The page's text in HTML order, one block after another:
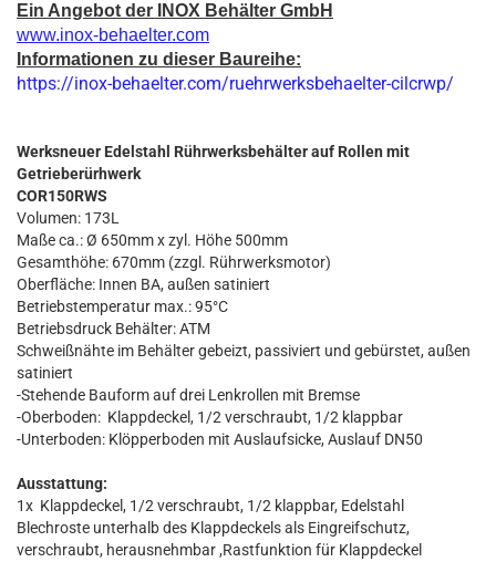
Ein Angebot der INOX Behälter GmbH
www.inox-behaelter.com
Informationen zu dieser Baureihe:
https://inox-behaelter.com/ruehrwerksbehaelter-cilcrwp/
Werksneuer Edelstahl Rührwerksbehälter auf Rollen mit
Getrieberürhwerk
COR150RWS
Volumen: 173L
Maße ca.: Ø 650mm x zyl. Höhe 500mm
Gesamthöhe: 670mm (zzgl. Rührwerksmotor)
Oberfläche: Innen BA, außen satiniert
Betriebstemperatur max.: 95°C
Betriebsdruck Behälter: ATM
Schweißnähte im Behälter gebeizt, passiviert und gebürstet, außen
satiniert
-Stehende Bauform auf drei Lenkrollen mit Bremse
-Oberboden: Klappdeckel, 1/2 verschraubt, 1/2 klappbar
-Unterboden: Klöpperboden mit Auslaufsicke, Auslauf DN50
Ausstattung:
1x Klappdeckel, 1/2 verschraubt, 1/2 klappbar, Edelstahl
Blechroste unterhalb des Klappdeckels als Eingreifschutz,
verschraubt, herausnehmbar ,Rastfunktion für Klappdeckel